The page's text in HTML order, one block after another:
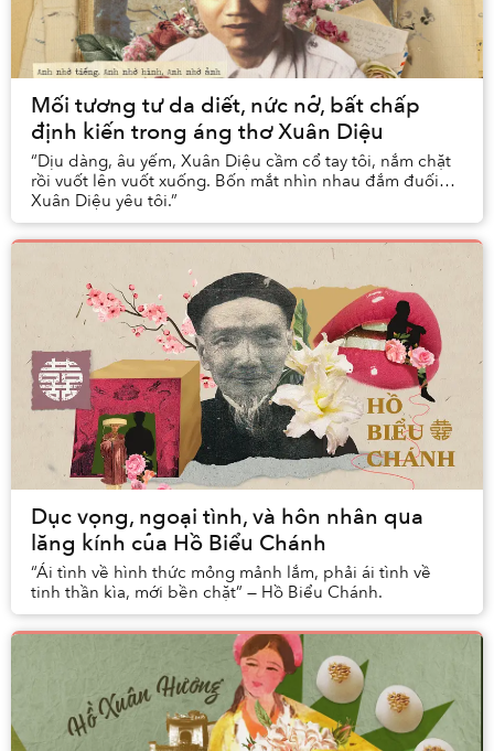
Mối tương tư da diết, nức nở, bất chấp
định kiến trong áng thơ Xuân Diệu
“Dịu dàng, âu yếm, Xuân Diệu cầm cổ tay tôi, nắm chặt
rồi vuốt lên vuốt xuống. Bốn mắt nhìn nhau đắm đuối…
Xuân Diệu yêu tôi.”
Dục vọng, ngoại tình, và hôn nhân qua
lăng kính của Hồ Biểu Chánh
“Ái tình về hình thức mỏng mảnh lắm, phải ái tình về
tinh thần kìa, mới bền chặt” — Hồ Biểu Chánh.